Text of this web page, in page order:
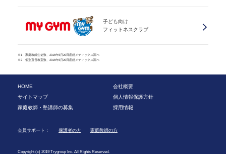
子ども向け
フィットネスクラブ
※1 家庭教師生徒数、2016年5月20日産經メディックス調べ
※2 個別直営教室数、2016年5月20日産經メディックス調べ
HOME
会社概要
サイトマップ
個人情報保護方針
家庭教師・塾講師の募集
採用情報
会員サポート： 保護者の方 家庭教師の方
Copyright (c) 2019 Trygroup Inc. All Rights Reserved.